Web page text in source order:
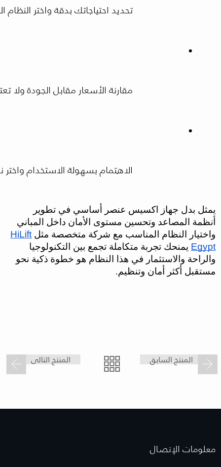
تحديد احتياجاتك بدقة واختر
مقارنة الأسعار مقابل الجودة ولا
الاهتمام بسهولة الاستخدام
يمثل بدل جهاز اكسيس عنصر أساسي في تطوير
أنظمة المصاعد وتحسين مستوى الأمان داخل المباني
واختيار النظام المناسب مع شركة متخصصة مثل HiLift
Egypt يمنحك تجربة متكاملة تجمع بين التكنولوجيا
والراحة والاستثمار في هذا النظام هو خطوة ذكية نحو
مستقبل أكثر أمان وتنظيم.
المنتج السابق المنتج التالى
معلومات الإتصـال